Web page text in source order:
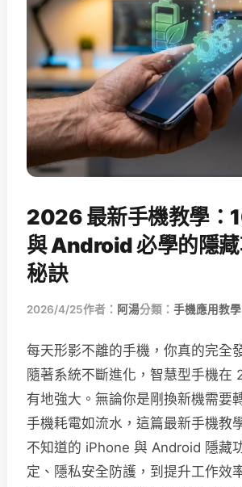
2026 最新手機教學：
與 Android 必學的隱
秘訣
2026/4/25作者： 阿湯分類： 手機應用教學
每天形影不離的手機，你真的完全
隨著系統不斷進化，智慧型手機在
有地強大。無論你是剛換新機需要
手機耗電如流水，這篇最新手機教
不知道的 iPhone 與 Android 隱藏
定、隱私安全防護，到提升工作效